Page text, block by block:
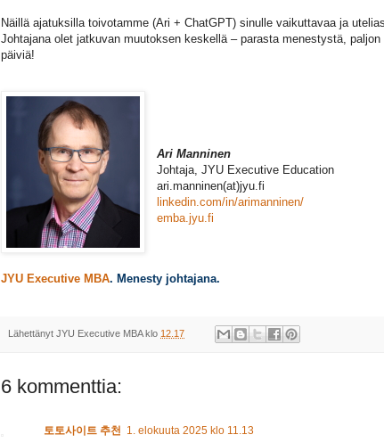
Näillä ajatuksilla toivotamme (Ari + ChatGPT) sinulle vaikuttavaa ja
Johtajana olet jatkuvan muutoksen keskellä – parasta menestystä,
päiviä!
Ari Manninen
Johtaja, JYU Executive Education
ari.manninen(at)jyu.fi
linkedin.com/in/arimanninen/
emba.jyu.fi
JYU Executive MBA. Menesty johtajana.
Lähettänyt JYU Executive MBA klo 12.17
6 kommenttia:
토토사이트 추천 1. elokuuta 2025 klo 11.13